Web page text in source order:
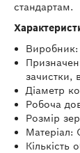
стандартам.
зачистки,
Діаметр
Робоча
Розмір
Матеріал: